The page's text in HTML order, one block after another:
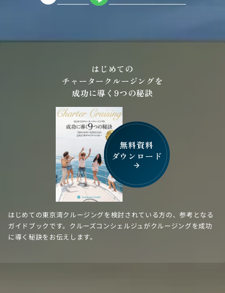
はじめての
チャータークルージングを
成功に導く9つの秘訣
無料資料
ダウンロード
arrow_forward
はじめての東京湾クルージングを検討されている方の、参考となる
ガイドブックです。クルーズコンシェルジュがクルージングを成功
に導く秘訣をお伝えします。